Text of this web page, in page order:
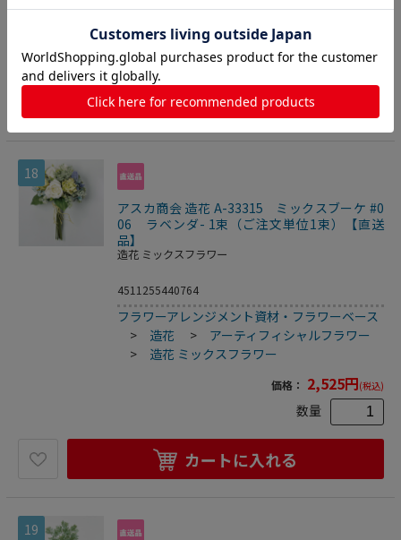
価格：1,524
数量
カートに入れる
18
アスカ商会 造花 A-33315 ミックスブーケ #0
06 ラベンダ- 1束（ご注文単位1束）【直送
品】
造花 ミックスフラワー
4511255440764
フラワーアレンジメント資材・フラワーベース
> 造花 > アーティフィシャルフラワー
> 造花 ミックスフラワー
価格： 2,525円(税込)
数量
カートに入れる
19